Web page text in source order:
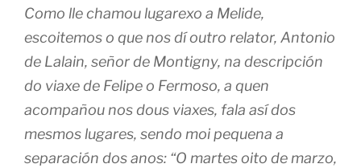
Como lle chamou lugarexo a Melide,
escoitemos o que nos dí outro relator, Antonio
de Lalain, señor de Montigny, na descripción
do viaxe de Felipe o Fermoso, a quen
acompañou nos dous viaxes, fala así dos
mesmos lugares, sendo moi pequena a
separación dos anos: “O martes oito de marzo,